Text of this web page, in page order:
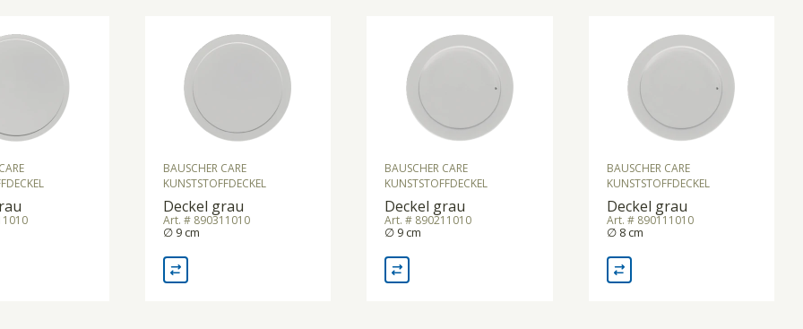
BAUSCHER CARE
KUNSTSTOFFDECKEL
Deckel grau
Art. # 890311010
∅ 9 cm
BAUSCHER CARE
KUNSTSTOFFDECKEL
Deckel grau
Art. # 890211010
∅ 9 cm
BAUSCHER CARE
KUNSTSTOFFDECKEL
Deckel grau
Art. # 890111010
∅ 8 cm